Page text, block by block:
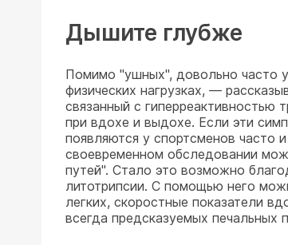
Дышите глубже
Помимо "ушных", довольно часто
физических нагрузках, —
связанный с
при вдохе и выдохе. Если эти
появляются у спортсменов часто
своевременном обследовании
путей". Стало это возможно
литотрипсии. С помощью него
легких, скоростные показатели
всегда предсказуемых печальных